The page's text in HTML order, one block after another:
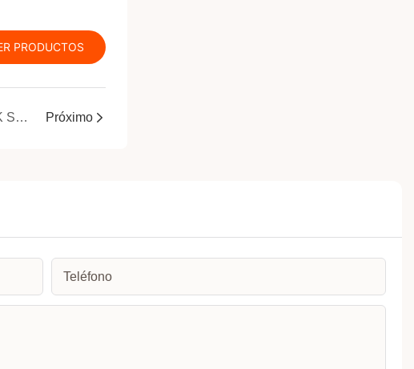
PRODUCTOS
Evolución de la tecnología del sueño: JMK Smart presenta su altavoz más innovador que respalda el sueño, donde convergen la naturaleza, la ciencia y el diseño inteligente Próximo
Teléfono